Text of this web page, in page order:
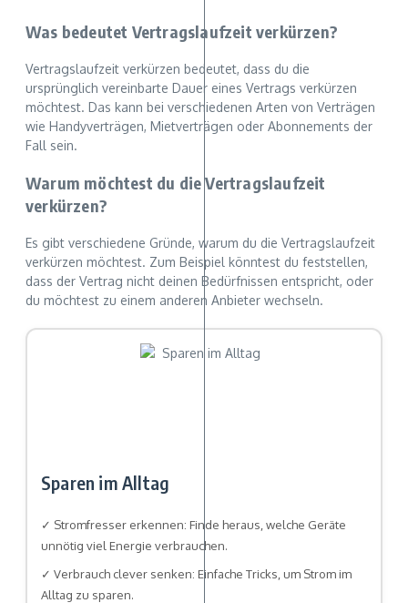
Was bedeutet Vertragslaufzeit verkürzen?
Vertragslaufzeit verkürzen bedeutet, dass du die
ursprünglich vereinbarte Dauer eines Vertrags verkürzen
möchtest. Das kann bei verschiedenen Arten von Verträgen
wie Handyverträgen, Mietverträgen oder Abonnements der
Fall sein.
Warum möchtest du die Vertragslaufzeit
verkürzen?
Es gibt verschiedene Gründe, warum du die Vertragslaufzeit
verkürzen möchtest. Zum Beispiel könntest du feststellen,
dass der Vertrag nicht deinen Bedürfnissen entspricht, oder
du möchtest zu einem anderen Anbieter wechseln.
Sparen im Alltag
✓ Stromfresser erkennen: Finde heraus, welche Geräte
unnötig viel Energie verbrauchen.
✓ Verbrauch clever senken: Einfache Tricks, um Strom im
Alltag zu sparen.